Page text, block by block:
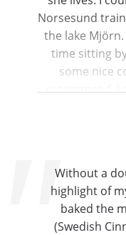
Norsesund
the lake Mjörn.
time sitting
some nice
recommend
kind local to
Without a
highlight of
baked the
(Swedish